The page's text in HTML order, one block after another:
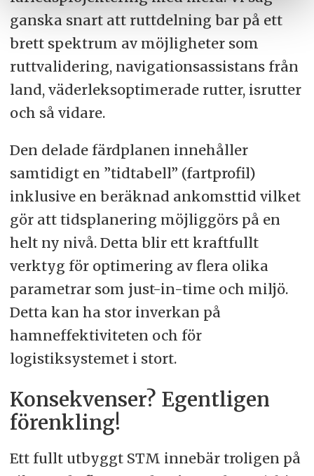
ganska snart att ruttdelning bar på ett
brett spektrum av möjligheter som
ruttvalidering, navigationsassistans från
land, väderleksoptimerade rutter, isrutter
och så vidare.
Den delade färdplanen innehåller
samtidigt en ”tidtabell” (fartprofil)
inklusive en beräknad ankomsttid vilket
gör att tidsplanering möjliggörs på en
helt ny nivå. Detta blir ett kraftfullt
verktyg för optimering av flera olika
parametrar som just-in-time och miljö.
Detta kan ha stor inverkan på
hamneffektiviteten och för
logistiksystemet i stort.
Konsekvenser? Egentligen
förenkling!
Ett fullt utbyggt STM innebär troligen på